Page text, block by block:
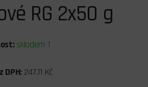
RG 2x50 g
skladem 1
DPH: 247,11 Kč